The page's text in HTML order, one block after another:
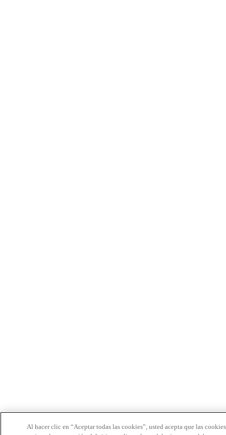
Al hacer clic en “Aceptar todas las cookies”, usted acepta que las